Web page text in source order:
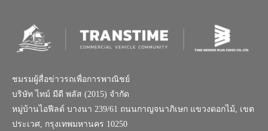
ชมรมผู้สื่อข่าวรถเพื่อการพาณิชย์
บริษัท ไทม์ มีดี พลัส (2015) จำกัด
หมู่บ้านไอฟีลด์ บางนา 239/61 ถนนกาญจนาภิเษก แขวงดอกไม้, เขต
ประเวศ, กรุงเทพมหานคร 10250